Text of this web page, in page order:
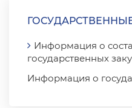
Информация о
государственных
Информация о